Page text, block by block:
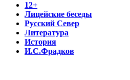
12+
Лицейские беседы
Русский Север
Литература
История
И.С.Фрадков